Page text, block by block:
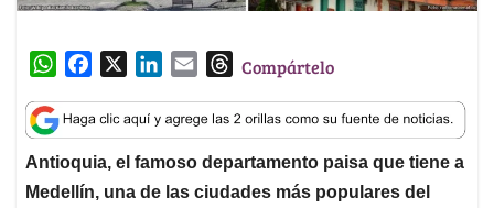
W
a
t
s
A
c
e
b
o
n
k
e
d
a
i
l
T
r
e
a
d
Compártelo
Antioquia, el famoso departamento paisa que tiene a
Medellín, una de las ciudades más populares del